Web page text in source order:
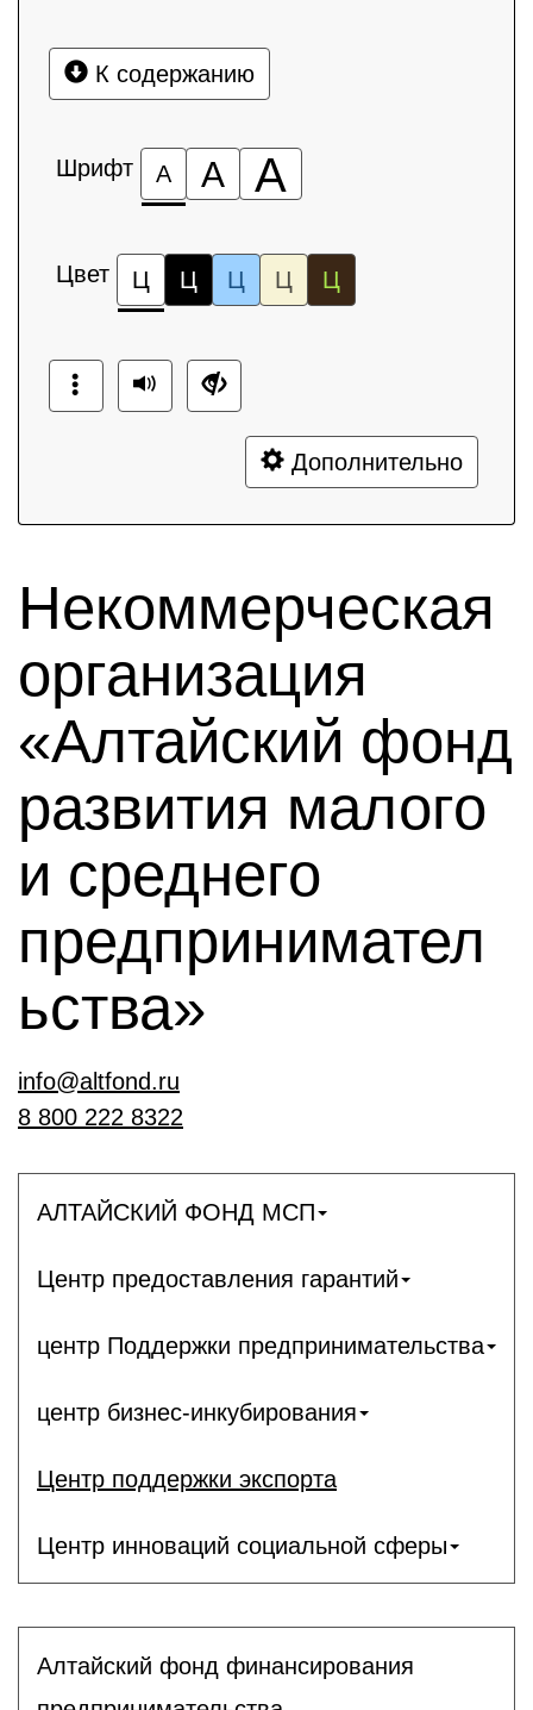
К содержанию
Шрифт А А А
Цвет Ц Ц Ц Ц Ц
Дополнительно
Некоммерческая
организация
«Алтайский фонд
развития малого
и среднего
предпринимател
ьства»
info@altfond.ru
8 800 222 8322
АЛТАЙСКИЙ ФОНД МСП
Центр предоставления гарантий
центр Поддержки предпринимательства
центр бизнес-инкубирования
Центр поддержки экспорта
Центр инноваций социальной сферы
Алтайский фонд финансирования